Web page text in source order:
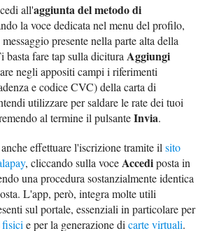
all'aggiunta del metodo di
la voce dedicata nel menu del profilo,
presente nella parte alta della
basta fare tap sulla dicitura Aggiungi
negli appositi campi i riferimenti
e codice CVC) della carta di
utilizzare per saldare le rate dei tuoi
al termine il pulsanteInvia.
effettuare l'iscrizione tramite ilsito
, cliccando sulla voce Accediposta in
una procedura sostanzialmente identica
L'app, però, integra molte utili
sul portale, essenziali in particolare per
fisici e per la generazione dicarte virtuali.